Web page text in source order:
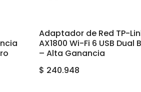
Adaptador de Red TP-
AX1800 Wi-Fi 6 USB Dual
– Alta Ganancia
$ 240.948